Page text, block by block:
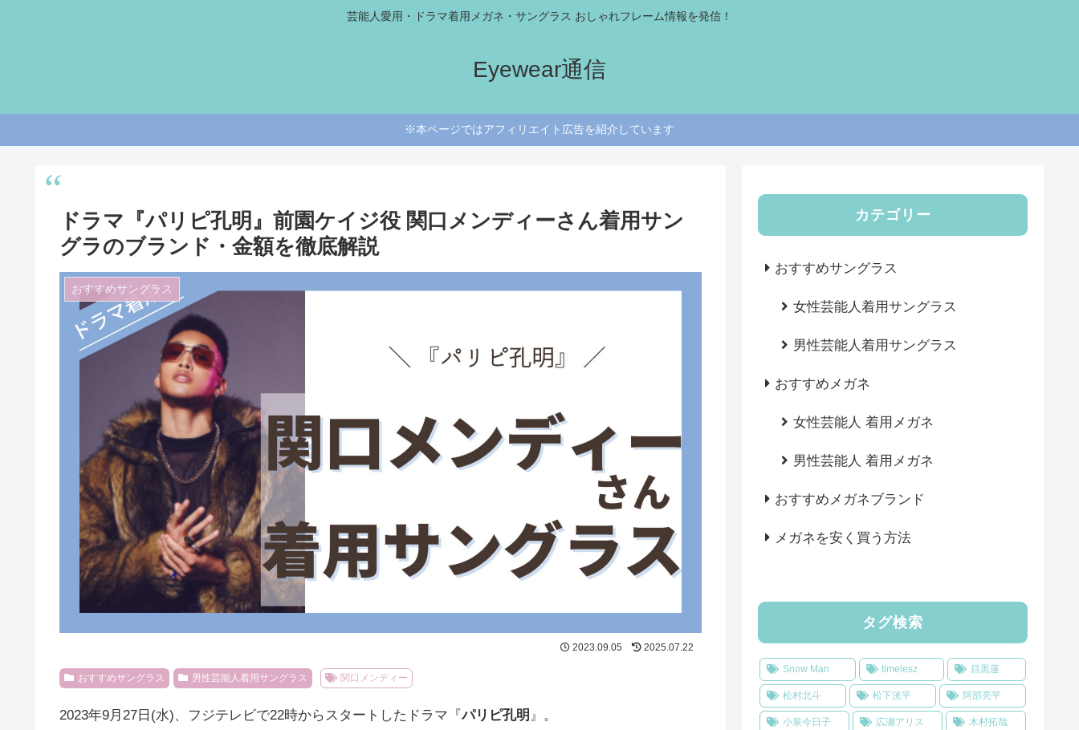
芸能人愛用・ドラマ着用メガネ・サングラス おしゃれフレーム情報を発信！
Eyewear通信
※本ページではアフィリエイト広告を紹介しています
ドラマ『パリピ孔明』前園ケイジ役 関口メンディーさん着用サン
グラのブランド・金額を徹底解説
おすすめサングラス
2023.09.05 2025.07.22
おすすめサングラス 男性芸能人着用サングラス 関口メンディー
2023年9月27日(水)、フジテレビで22時からスタートしたドラマ『パリピ孔明 』。
カテゴリー
おすすめサングラス
女性芸能人着用サングラス
男性芸能人着用サングラス
おすすめメガネ
女性芸能人 着用メガネ
男性芸能人 着用メガネ
おすすめメガネブランド
メガネを安く買う方法
タグ検索
Snow Man timelesz 目黒蓮
松村北斗 松下洸平 阿部亮平
小泉今日子 広瀬アリス 木村拓哉